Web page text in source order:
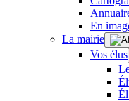
En
La mairie
Vos élus